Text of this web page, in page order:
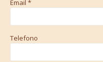
Email *
Telefono